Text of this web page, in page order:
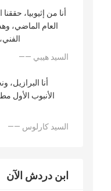
أنا من إثيوبيا،
العام الماضي،
—— السيد هيبي
أنا
الأنبوب الأول
—— السيد كارلوس
ابن دردش الآن